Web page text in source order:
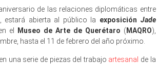
de las relaciones diplomáticas entre
estará abierta al público la exposición Jade
el Museo de Arte de Querétaro (MAQRO),
hasta el 11 de febrero del año próximo.
una serie de piezas del trabajo artesanal de la